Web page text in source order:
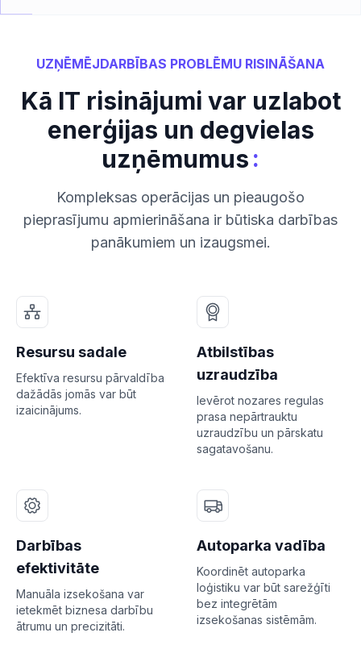
UZŅĒMĒJDARBĪBAS PROBLĒMU RISINĀŠANA
Kā IT risinājumi var uzlabot
enerģijas un degvielas
uzņēmumus:
Kompleksas operācijas un pieaugošo
pieprasījumu apmierināšana ir būtiska darbības
panākumiem un izaugsmei.
Resursu sadale
Efektīva resursu pārvaldība
dažādās jomās var būt
izaicinājums.
Atbilstības
uzraudzība
Ievērot nozares regulas
prasa nepārtrauktu
uzraudzību un pārskatu
sagatavošanu.
Darbības
efektivitāte
Manuāla izsekošana var
ietekmēt biznesa darbību
ātrumu un precizitāti.
Autoparka vadība
Koordinēt autoparka
loģistiku var būt sarežģīti
bez integrētām
izsekošanas sistēmām.